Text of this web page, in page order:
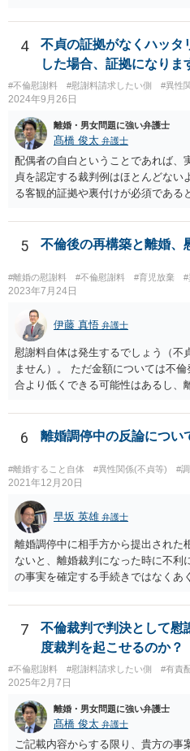
に離婚できない、ということもない
るということですし、例えば離婚
離婚の条件含めて、考えておられる
す。 また、調停で第三者を介して
えられます。
4
不貞の証拠がなくハッタ
した場合、証拠になりま
#不倫慰謝料 #慰謝料請求したい側 #異性
2024年9月26日
離婚・男女問題に強い弁護士
髙橋 俊太 弁護士
配偶者の自白ということであれば、
貞を認定する裁判例はほとんどない
る客観的証拠や裏付けが必須である
5 不倫後の再構築と離婚、
#離婚の慰謝料 #不倫慰謝料 #育児放棄 #
2023年7月24日
伊藤 真悟 弁護士
慰謝料自体は発生するでしょう（不
ません）。 ただ金額については不
合より低くできる可能性はあるし、
主張は考えられます。 養育費など
を勧めます。
6 離婚調停中の反論につい
#離婚すること自体 #異性関係(不貞等) #
2021年12月20日
早坂 英雄 弁護士
離婚調停中に相手方から提出された
ないと、離婚裁判になった時に不
の事実を確定する手続きではなくあ
りません（口頭での説明でも十分だ
反論の陳述書を提出するように求
論しないからと言って直ちに離婚訴
ます（離婚訴訟では反論が必要にな
からこちらの言い分や手の内を知ら
思います。）。
7
不倫裁判で判決として慰
度裁判を起こせるのか？
#不倫慰謝料 #慰謝料請求したい側 #有責
2025年2月7日
離婚・男女問題に強い弁護士
髙橋 俊太 弁護士
ご記載内容からする限り、貴方の事